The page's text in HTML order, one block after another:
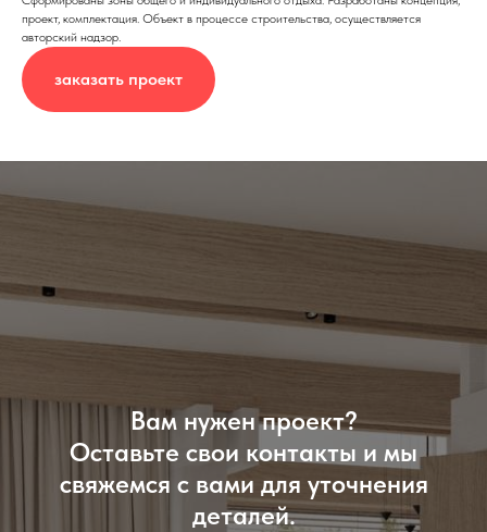
проект, комплектация. Объект в процессе строительства, осуществляется
авторский надзор.
заказать проект
Вам нужен проект?
Оставьте свои контакты и мы
свяжемся с вами для уточнения
деталей.